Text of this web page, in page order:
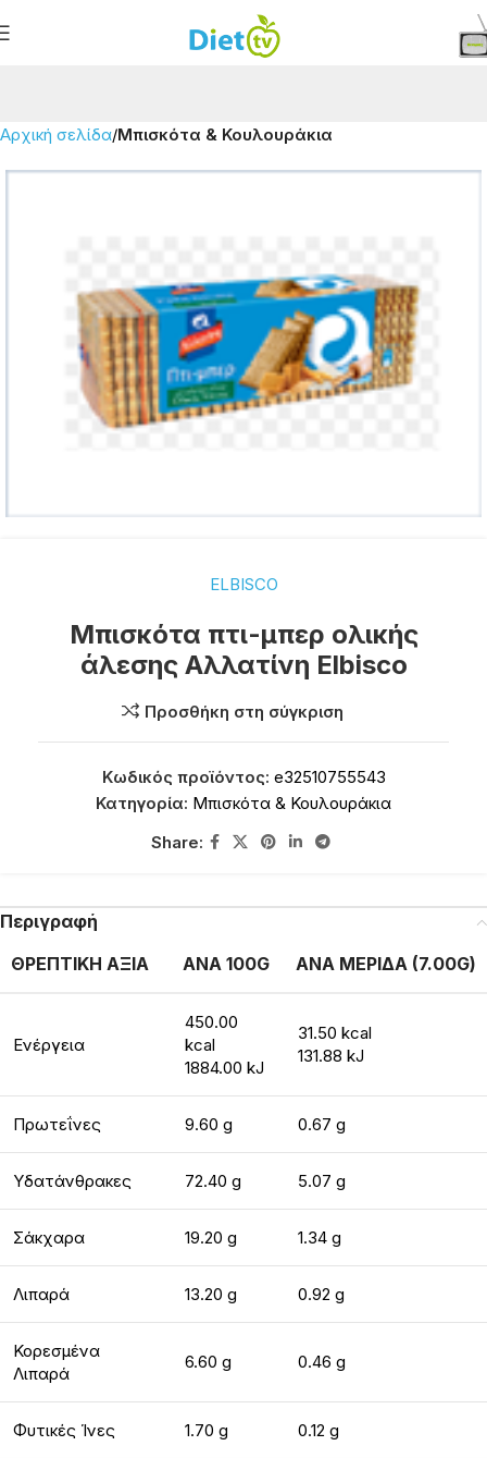
Αρχική σελίδα Μπισκότα & Κουλουράκια
ELBISCO
Μπισκότα πτι-μπερ ολικής
άλεσης Αλλατίνη Elbisco
Προσθήκη στη σύγκριση
Κωδικός προϊόντος: e32510755543
Κατηγορία: Μπισκότα & Κουλουράκια
Share:
Περιγραφή
ΘΡΕΠΤΙΚΗ ΑΞΙΑ
ΑΝΑ 100G ΑΝΑ ΜΕΡΙΔΑ (7.00G)
Ενέργεια
450.00
kcal
1884.00 kJ
31.50 kcal
131.88 kJ
Πρωτεΐνες 9.60 g 0.67 g
Υδατάνθρακες 72.40 g 5.07 g
Σάκχαρα 19.20 g 1.34 g
Λιπαρά 13.20 g 0.92 g
Κορεσμένα
Λιπαρά
6.60 g 0.46 g
Φυτικές Ίνες 1.70 g 0.12 g